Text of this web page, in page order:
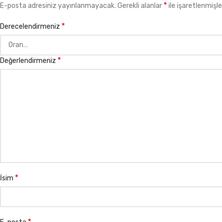
E-posta adresiniz yayınlanmayacak. Gerekli alanlar *ile
Derecelendirmeniz *
Değerlendirmeniz *
İsim *